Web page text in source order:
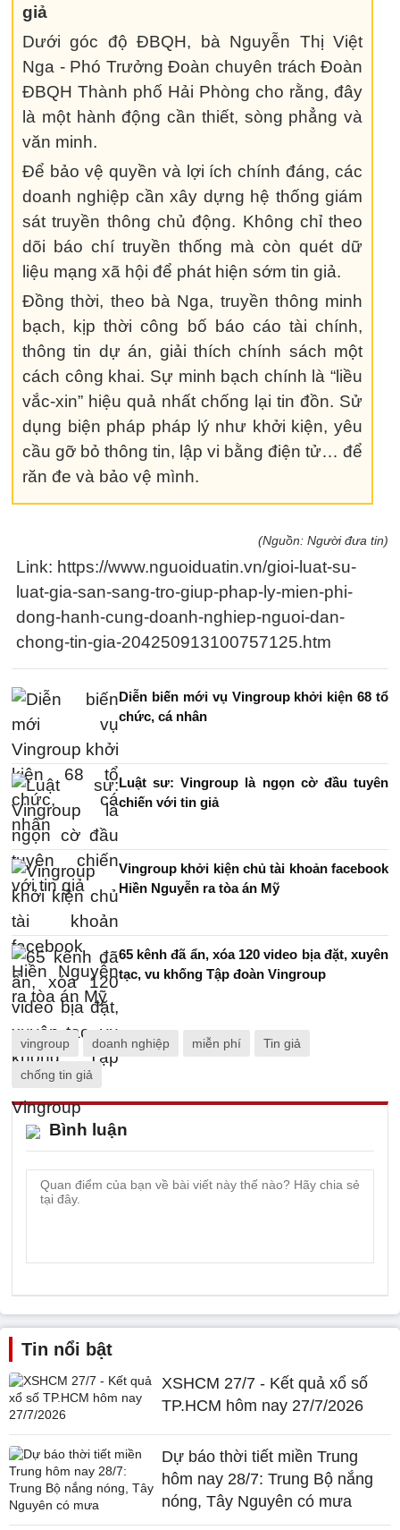
giả
Dưới góc độ ĐBQH, bà Nguyễn Thị Việt
Nga - Phó Trưởng Đoàn chuyên trách Đoàn
ĐBQH Thành phố Hải Phòng cho rằng, đây
là một hành động cần thiết, sòng phẳng và
văn minh.
Để bảo vệ quyền và lợi ích chính đáng, các
doanh nghiệp cần xây dựng hệ thống giám
sát truyền thông chủ động. Không chỉ theo
dõi báo chí truyền thống mà còn quét dữ
liệu mạng xã hội để phát hiện sớm tin giả.
Đồng thời, theo bà Nga, truyền thông minh
bạch, kịp thời công bố báo cáo tài chính,
thông tin dự án, giải thích chính sách một
cách công khai. Sự minh bạch chính là “liều
vắc-xin” hiệu quả nhất chống lại tin đồn. Sử
dụng biện pháp pháp lý như khởi kiện, yêu
cầu gỡ bỏ thông tin, lập vi bằng điện tử… để
răn đe và bảo vệ mình.
(Nguồn: Người đưa tin)
Link: https://www.nguoiduatin.vn/gioi-luat-su-
luat-gia-san-sang-tro-giup-phap-ly-mien-phi-
dong-hanh-cung-doanh-nghiep-nguoi-dan-
chong-tin-gia-204250913100757125.htm
Diễn biến mới vụ Vingroup khởi kiện 68 tổ
chức, cá nhân
Luật sư: Vingroup là ngọn cờ đầu tuyên
chiến với tin giả
Vingroup khởi kiện chủ tài khoản facebook
Hiền Nguyễn ra tòa án Mỹ
65 kênh đã ẩn, xóa 120 video bịa đặt, xuyên
tạc, vu khống Tập đoàn Vingroup
vingroup doanh nghiệp miễn phí Tin giả
chống tin giả
Bình luận
Tin nổi bật
XSHCM 27/7 - Kết quả xổ số
TP.HCM hôm nay 27/7/2026
Dự báo thời tiết miền Trung
hôm nay 28/7: Trung Bộ nắng
nóng, Tây Nguyên có mưa